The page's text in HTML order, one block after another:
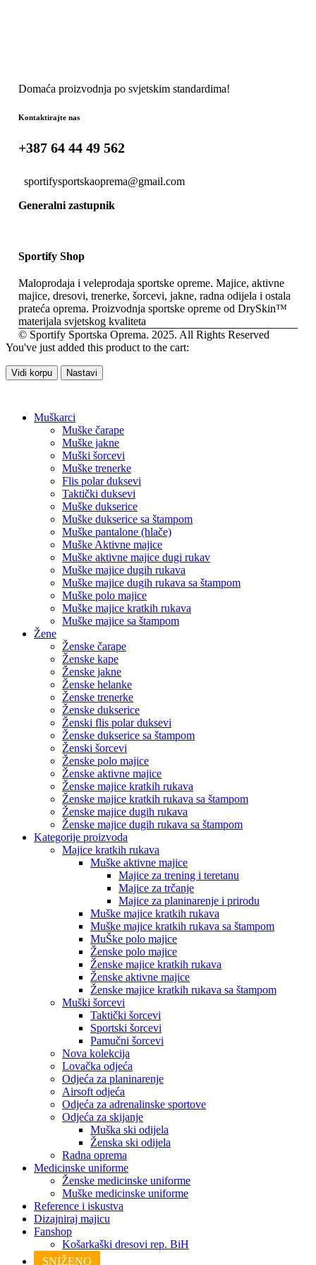
Domaća proizvodnja po svjetskim standardima!
Kontaktirajte nas
+387 64 44 49 562
sportifysportskaoprema@gmail.com
Generalni zastupnik
Sportify Shop
Maloprodaja i veleprodaja sportske opreme. Majice, aktivne
majice, dresovi, trenerke, šorcevi, jakne, radna odijela i ostala
prateća oprema. Proizvodnja sportske opreme od DrySkin™
materijala svjetskog kvaliteta
© Sportify Sportska Oprema. 2025. All Rights Reserved
You've just added this product to the cart:
Vidi korpu Nastavi
Muškarci
Muške čarape
Muške jakne
Muški šorcevi
Muške trenerke
Flis polar duksevi
Taktički duksevi
Muške dukserice
Muške dukserice sa štampom
Muške pantalone (hlače)
Muške Aktivne majice
Muške aktivne majice dugi rukav
Muške majice dugih rukava
Muške majice dugih rukava sa štampom
Muške polo majice
Muške majice kratkih rukava
Muške majice sa štampom
Žene
Ženske čarape
Ženske kape
Ženske jakne
Ženske helanke
Ženske trenerke
Ženske dukserice
Ženski flis polar duksevi
Ženske dukserice sa štampom
Ženski šorcevi
Ženske polo majice
Ženske aktivne majice
Ženske majice kratkih rukava
Ženske majice kratkih rukava sa štampom
Ženske majice dugih rukava
Ženske majice dugih rukava sa štampom
Kategorije proizvoda
Majice kratkih rukava
Muške aktivne majice
Majice za trening i teretanu
Majice za trčanje
Majice za planinarenje i prirodu
Muške majice kratkih rukava
Muške majice kratkih rukava sa štampom
MuŠke polo majice
Ženske polo majice
Ženske majice kratkih rukava
Ženske aktivne majice
Ženske majice kratkih rukava sa štampom
Muški šorcevi
Taktički šorcevi
Sportski šorcevi
Pamučni šorcevi
Nova kolekcija
Lovačka odjeća
Odjeća za planinarenje
Airsoft odjeća
Odjeća za adrenalinske sportove
Odjeća za skijanje
Muška ski odijela
Ženska ski odijela
Radna oprema
Medicinske uniforme
Ženske medicinske uniforme
Muške medicinske uniforme
Reference i iskustva
Dizajniraj majicu
Fanshop
Košarkaški dresovi rep. BiH
SNIŽENO